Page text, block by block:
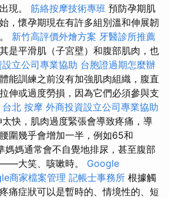
現。 筋絡按摩技術專班 預防孕期肌
，懷孕期現在有許多組別溫和伸展韌
新竹高評價外燴方案 牙醫診所推薦
是平滑肌（子宮壁）和腹部肌肉，也
立公司專業協助 台胞證過期怎麼辦
能訓練之前沒有加強肌肉組織，腹直
伸或過度勞損，因為它們必須參與支
台北 按摩 外商投資設立公司專業協助
太快，肌肉過度緊張會導致疼痛，導
圍幾乎會增加一半，例如65和
媽通常會不自覺地排尿，甚至腹部
大笑、咳嗽時。 Google
商家檔案管理 記帳士事務所 根據觸
痛症狀可以是暫時的、情境性的、短